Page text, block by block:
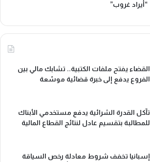
“أيراد غروب”
القضاء يفتح ملفات الكتبية.. تشابك مالي بين
الفروع يدفع إلى خبرة قضائية موسّعة
تآكل القدرة الشرائية يدفع مستخدمي الأبناك
للمطالبة بتقسيم عادل لنتائج القطاع المالية
إسبانيا تخفف شروط معادلة رخص السياقة